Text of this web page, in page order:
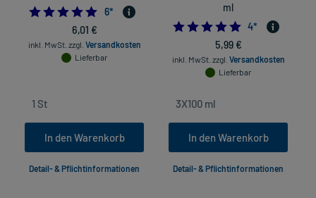
5.0
6*
6,01 €
inkl. MwSt. zzgl. Versandkosten
Lieferbar
In den Warenkorb
Detail- & Pflichtinformationen
ml
5.0
4*
5,99 €
inkl. MwSt. zzgl. Versandkosten
Lieferbar
In den Warenkorb
Detail- & Pflichtinformationen